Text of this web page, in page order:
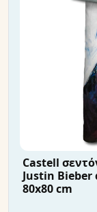
Castell
Justin Bieber
80x80 cm